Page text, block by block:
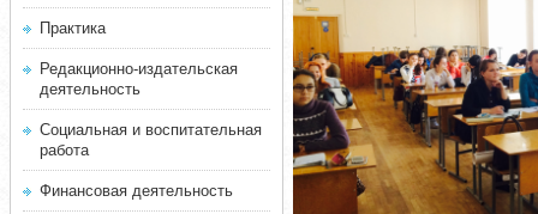
Практика
Редакционно-издательская
деятельность
Социальная и воспитательная
работа
Финансовая деятельность